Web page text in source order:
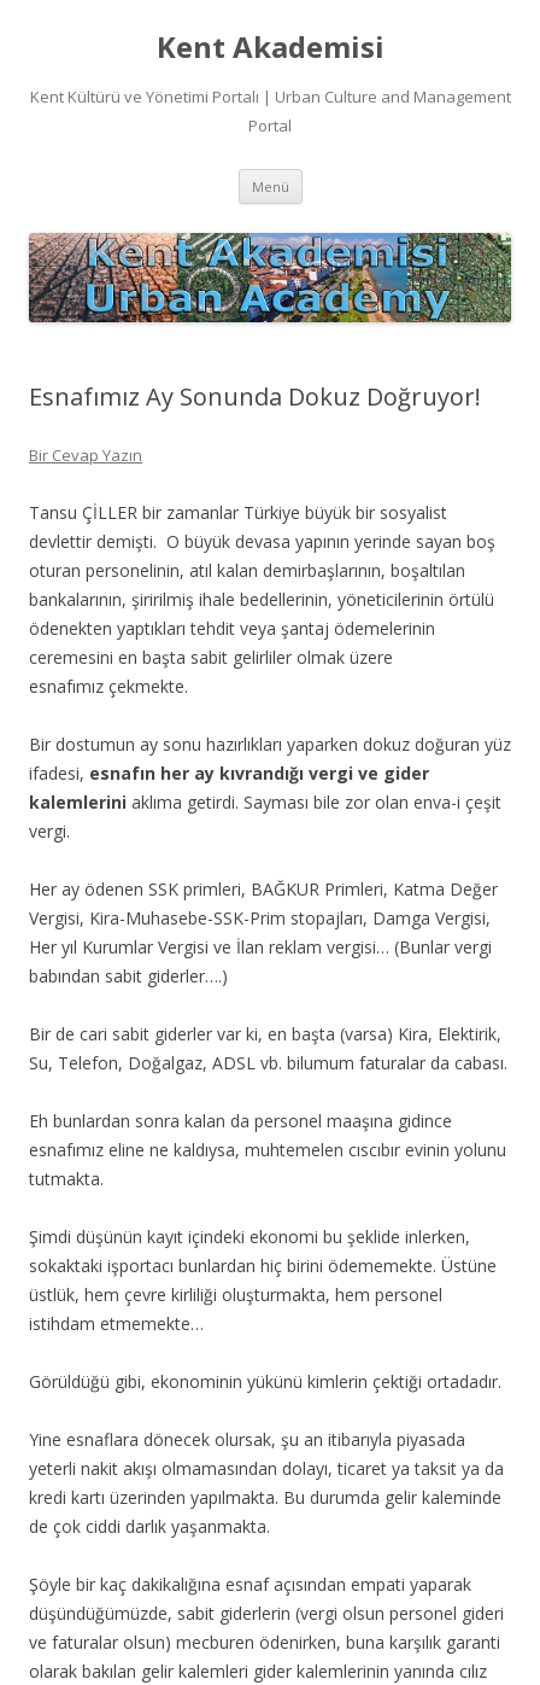
Kent Akademisi
Kent Kültürü ve Yönetimi Portalı | Urban Culture and Management
Portal
Menü İçeriğe
Esnafımız Ay Sonunda Dokuz Doğruyor!
Bir Cevap Yazın
Tansu ÇİLLER bir zamanlar Türkiye büyük bir sosyalist
devlettir demişti. O büyük devasa yapının yerinde sayan boş
oturan personelinin, atıl kalan demirbaşlarının, boşaltılan
bankalarının, şiririlmiş ihale bedellerinin, yöneticilerinin örtülü
ödenekten yaptıkları tehdit veya şantaj ödemelerinin
ceremesini en başta sabit gelirliler olmak üzere
esnafımız çekmekte.
Bir dostumun ay sonu hazırlıkları yaparken dokuz doğuran yüz
ifadesi, esnafın her ay kıvrandığı vergi ve gider
kalemlerini aklıma getirdi. Sayması bile zor olan enva-i çeşit
vergi.
Her ay ödenen SSK primleri, BAĞKUR Primleri, Katma Değer
Vergisi, Kira-Muhasebe-SSK-Prim stopajları, Damga Vergisi,
Her yıl Kurumlar Vergisi ve İlan reklam vergisi… (Bunlar vergi
babından sabit giderler….)
Bir de cari sabit giderler var ki, en başta (varsa) Kira, Elektirik,
Su, Telefon, Doğalgaz, ADSL vb. bilumum faturalar da cabası.
Eh bunlardan sonra kalan da personel maaşına gidince
esnafımız eline ne kaldıysa, muhtemelen cıscıbır evinin yolunu
tutmakta.
Şimdi düşünün kayıt içindeki ekonomi bu şeklide inlerken,
sokaktaki işportacı bunlardan hiç birini ödememekte. Üstüne
üstlük, hem çevre kirliliği oluşturmakta, hem personel
istihdam etmemekte…
Görüldüğü gibi, ekonominin yükünü kimlerin çektiği ortadadır.
Yine esnaflara dönecek olursak, şu an itibarıyla piyasada
yeterli nakit akışı olmamasından dolayı, ticaret ya taksit ya da
kredi kartı üzerinden yapılmakta. Bu durumda gelir kaleminde
de çok ciddi darlık yaşanmakta.
Şöyle bir kaç dakikalığına esnaf açısından empati yaparak
düşündüğümüzde, sabit giderlerin (vergi olsun personel gideri
ve faturalar olsun) mecburen ödenirken, buna karşılık garanti
olarak bakılan gelir kalemleri gider kalemlerinin yanında cılız